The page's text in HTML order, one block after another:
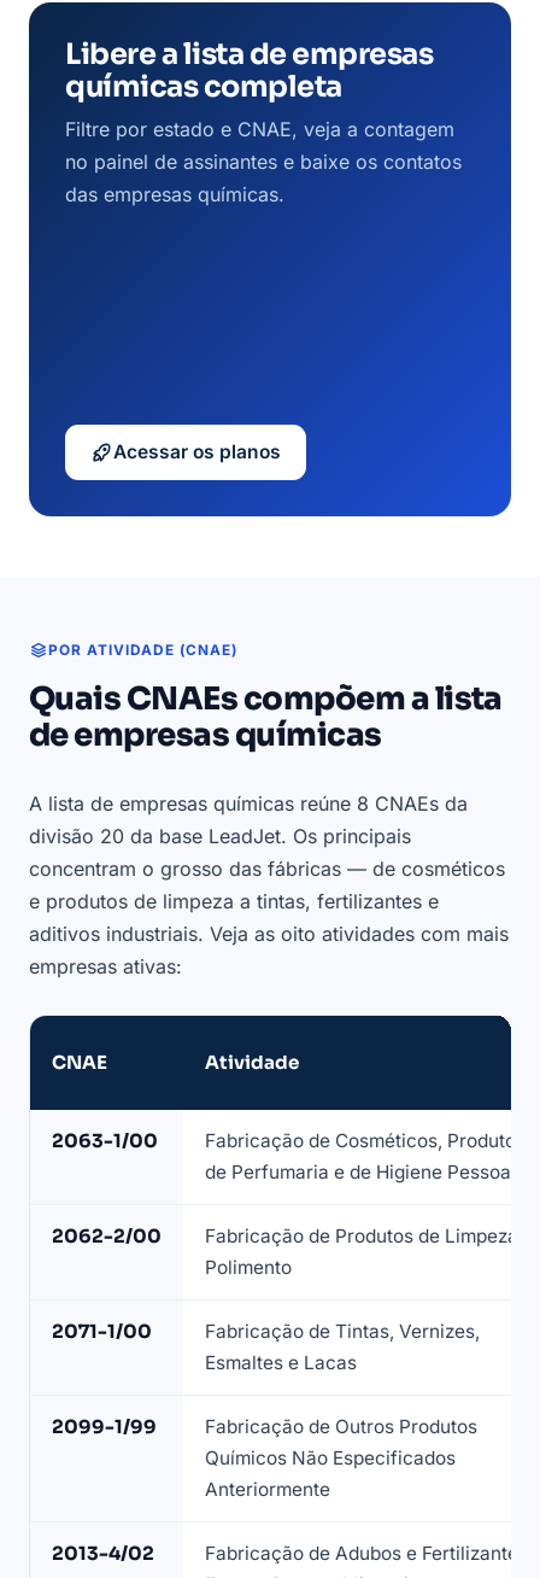
Libere a lista de empresas
químicas completa
Filtre por estado e CNAE, veja a contagem
no painel de assinantes e baixe os contatos
das empresas químicas.
Acessar os planos
POR ATIVIDADE (CNAE)
Quais CNAEs compõem a lista
de empresas químicas
A lista de empresas químicas reúne 8 CNAEs da
divisão 20 da base LeadJet. Os principais
concentram o grosso das fábricas — de cosméticos
e produtos de limpeza a tintas, fertilizantes e
aditivos industriais. Veja as oito atividades com mais
empresas ativas:
que
lista
químicas
LeadJet
CNAE Atividade
2063-1/00
Fabricação de Cosméticos, Produtos
de Perfumaria e de Higiene Pessoal
2062-2/00
Fabricação de Produtos de Limpeza e
Polimento
2071-1/00
Fabricação de Tintas, Vernizes,
Esmaltes e Lacas
2099-1/99
Fabricação de Outros Produtos
Químicos Não Especificados
Anteriormente
2013-4/02
Fabricação de Adubos e Fertilizantes,